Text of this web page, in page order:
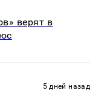
верят в
5 дней назад